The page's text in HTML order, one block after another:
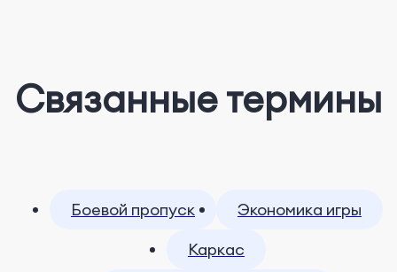
Связанные термины
Боевой пропуск
Экономика игры
Каркас